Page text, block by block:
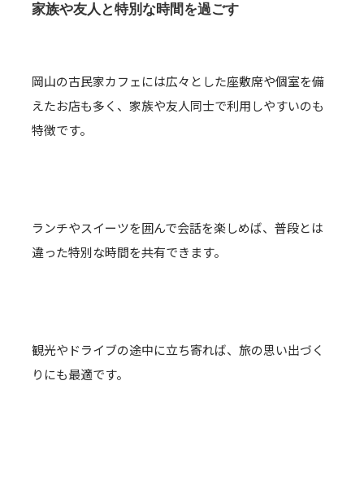
家族や友人と特別な時間を過ごす
岡山の古民家カフェには広々とした座敷席や個室を備
えたお店も多く、家族や友人同士で利用しやすいのも
特徴です。
ランチやスイーツを囲んで会話を楽しめば、普段とは
違った特別な時間を共有できます。
観光やドライブの途中に立ち寄れば、旅の思い出づく
りにも最適です。